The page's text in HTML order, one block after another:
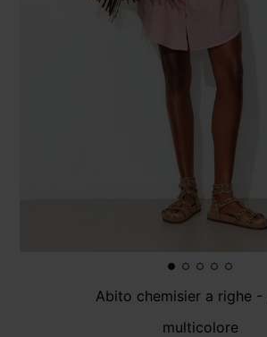
Abito chemisier a righe -
multicolore